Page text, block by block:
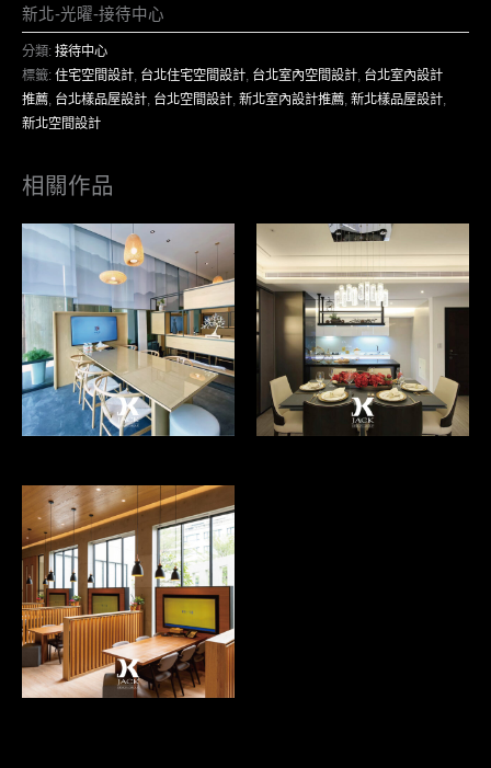
新北-光曜-接待中心
分類: 接待中心
標籤: 住宅空間設計, 台北住宅空間設計, 台北室內空間設計, 台北室內設計
推薦, 台北樣品屋設計, 台北空間設計, 新北室內設計推薦, 新北樣品屋設計,
新北空間設計
相關作品